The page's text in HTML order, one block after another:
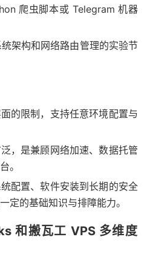
爬虫脚本或 Telegram 机器
架构和网络路由管理的实验节
的限制，支持任意环境配置与
，是兼顾网络加速、数据托管
。
配置、软件安装到长期的安全
定的基础知识与排障能力。
和搬瓦工 VPS 多维度